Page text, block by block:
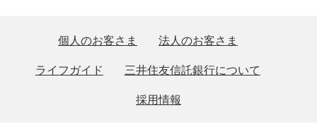
個人のお客さま
法人のお客さま
ライフガイド
三井住友信託銀行について
採用情報